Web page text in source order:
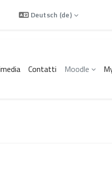
Deutsch ‎(de)‎
Contatti Moodle